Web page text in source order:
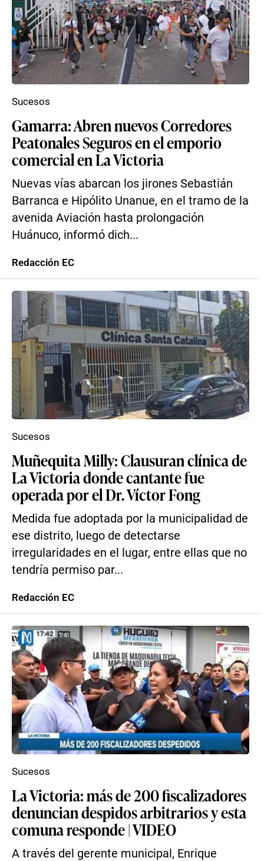
Gamarra: Abren nuevos Corredores
Peatonales Seguros en el emporio
comercial en La Victoria
Nuevas vías abarcan los jirones Sebastián
Barranca e Hipólito Unanue, en el tramo de la
avenida Aviación hasta prolongación
Huánuco, informó dich...
Sucesos
Redacción EC
Muñequita Milly: Clausuran clínica de
La Victoria donde cantante fue
operada por el Dr. Víctor Fong
Medida fue adoptada por la municipalidad de
ese distrito, luego de detectarse
irregularidades en el lugar, entre ellas que no
tendría permiso par...
Sucesos
Redacción EC
La Victoria: más de 200 fiscalizadores
denuncian despidos arbitrarios y esta
comuna responde | VIDEO
A través del gerente municipal, Enrique
Sucesos